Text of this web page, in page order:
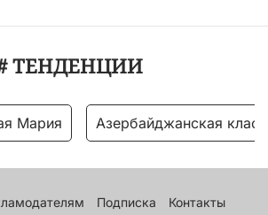
ТЕНДЕНЦИИ
Мария Азербайджанская
Подписка Контакты